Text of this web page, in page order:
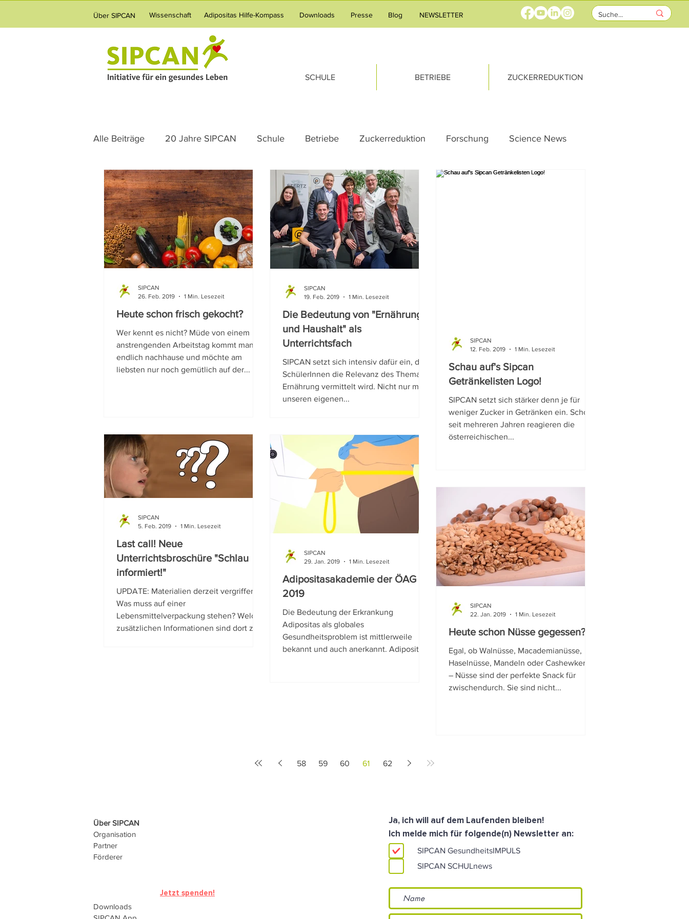
Über SIPCAN Wissenschaft Adipositas Hilfe-Kompass Downloads Presse Blog NEWSLETTER
SCHULE BETRIEBE ZUCKERREDUKTION
Alle Beiträge 20 Jahre SIPCAN Schule Betriebe Zuckerreduktion Forschung Science News
Ernährung Adipositas Pressemeldung Praxistipp Unterricht Verpflegung
Gesundheitsvorsorge Familie Tipps & Tricks Team-Gedanken
Wussten Sie schon? Nachhaltigkeit
Heute schon frisch gekocht?
Wer kennt es nicht? Müde von einem
anstrengenden Arbeitstag kommt man
endlich nachhause und möchte am
liebsten nur noch gemütlich auf der...
SIPCAN
26. Feb. 2019
1 Min. Lesezeit
Die Bedeutung von "Ernährung
und Haushalt" als
Unterrichtsfach
SIPCAN setzt sich intensiv dafür ein, dass
SchülerInnen die Relevanz des Themas
Ernährung vermittelt wird. Nicht nur mit
unseren eigenen...
SIPCAN
19. Feb. 2019
1 Min. Lesezeit
Schau auf's Sipcan
Getränkelisten Logo!
SIPCAN setzt sich stärker denn je für
weniger Zucker in Getränken ein. Schon
seit mehreren Jahren reagieren die
österreichischen...
SIPCAN
12. Feb. 2019
1 Min. Lesezeit
Last call! Neue
Unterrichtsbroschüre "Schlau
informiert!"
UPDATE: Materialien derzeit vergriffen!
Was muss auf einer
Lebensmittelverpackung stehen? Welche
zusätzlichen Informationen sind dort zu...
SIPCAN
5. Feb. 2019
1 Min. Lesezeit
Adipositasakademie der ÖAG
2019
Die Bedeutung der Erkrankung
Adipositas als globales
Gesundheitsproblem ist mittlerweile
bekannt und auch anerkannt. Adipositas
SIPCAN
29. Jan. 2019
1 Min. Lesezeit
Heute schon Nüsse gegessen?
Egal, ob Walnüsse, Macademianüsse,
Haselnüsse, Mandeln oder Cashewkerne
– Nüsse sind der perfekte Snack für
zwischendurch. Sie sind nicht...
SIPCAN
22. Jan. 2019
1 Min. Lesezeit
58 59 60 61 62
Über SIPCAN
Organisation
Partner
Förderer
Jetzt spenden!
Downloads
Ja, ich will auf dem Laufenden bleiben!
Ich melde mich für folgende(n) Newsletter an:
SIPCAN GesundheitsIMPULS
SIPCAN SCHULnews